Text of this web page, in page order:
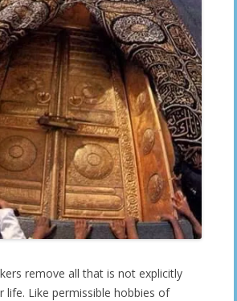
remove all that is not explicitly
life. Like permissible hobbies of